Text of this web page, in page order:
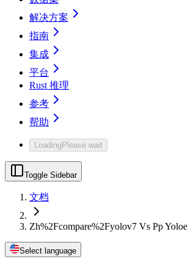
解决方案
指南
集成
平台
Rust 推理
参考
帮助
LoadingPlease wait
Toggle Sidebar
文档
Zh%2Fcompare%2Fyolov7 Vs Pp Yoloe
Select language